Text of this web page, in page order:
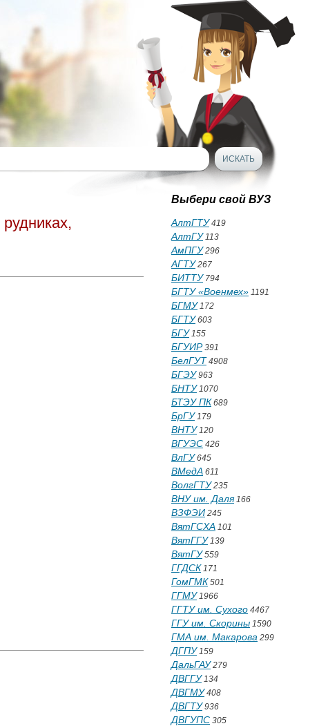
Выбери свой ВУЗ
АлтГТУ419
АлтГУ113
АмПГУ296
АГТУ267
БИТТУ794
БГТУ «Военмех» 1191
БГМУ172
БГТУ603
БГУ155
БГУИР391
БелГУТ 4908
БГЭУ963
БНТУ1070
БТЭУ ПК 689
БрГУ179
ВНТУ120
ВГУЭС 426
ВлГУ645
ВМедА 611
ВолгГТУ235
ВНУ им. Даля166
ВЗФЭИ 245
ВятГСХА 101
ВятГГУ139
ВятГУ559
ГГДСК 171
ГомГМК 501
ГГМУ1966
ГГТУ им. Сухого 4467
ГГУ им. Скорины 1590
ГМА им. Макарова 299
ДГПУ159
ДальГАУ279
ДВГГУ134
ДВГМУ408
ДВГТУ936
ДВГУПС 305